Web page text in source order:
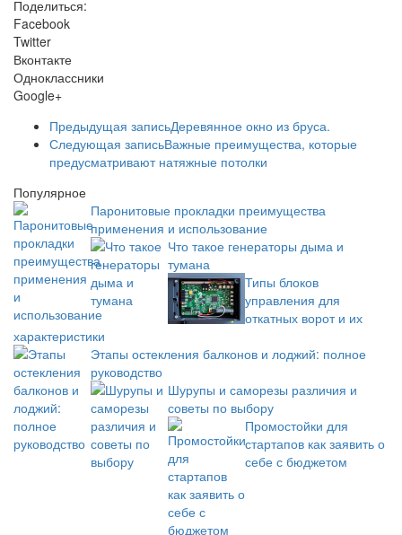
Поделиться:
Facebook
Twitter
Вконтакте
Одноклассники
Google+
Предыдущая записьДеревянное окно из бруса.
Следующая записьВажные преимущества, которые
предусматривают натяжные потолки
Популярное
Паронитовые прокладки преимущества
применения и использование
Что такое генераторы дыма и
тумана
Типы блоков
управления для
откатных ворот и их
характеристики
Этапы остекления балконов и лоджий: полное
руководство
Шурупы и саморезы различия и
советы по выбору
Промостойки для
стартапов как заявить о
себе с бюджетом